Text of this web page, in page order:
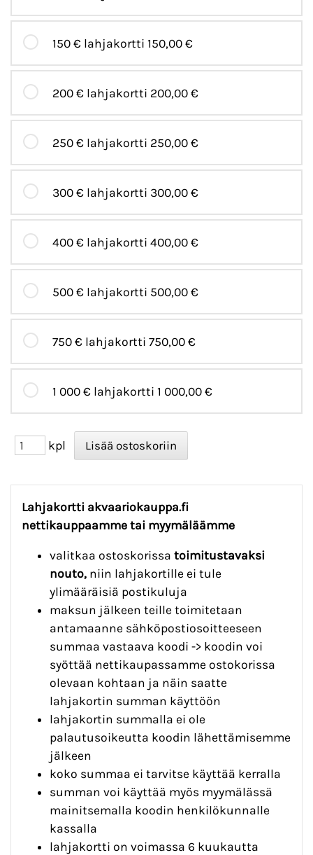
150 € lahjakortti 150,00 €
200 € lahjakortti 200,00 €
250 € lahjakortti 250,00 €
300 € lahjakortti 300,00 €
400 € lahjakortti 400,00 €
500 € lahjakortti 500,00 €
750 € lahjakortti 750,00 €
1 000 € lahjakortti 1 000,00 €
kpl
Lahjakortti akvaariokauppa.fi
nettikauppaamme tai myymäläämme
valitkaa ostoskorissa toimitustavaksi
nouto, niin lahjakortille ei tule
ylimääräisiä postikuluja
maksun jälkeen teille toimitetaan
antamaanne sähköpostiosoitteeseen
summaa vastaava koodi -> koodin voi
syöttää nettikaupassamme ostokorissa
olevaan kohtaan ja näin saatte
lahjakortin summan käyttöön
lahjakortin summalla ei ole
palautusoikeutta koodin lähettämisemme
jälkeen
koko summaa ei tarvitse käyttää kerralla
summan voi käyttää myös myymälässä
mainitsemalla koodin henkilökunnalle
kassalla
lahjakortti on voimassa 6 kuukautta